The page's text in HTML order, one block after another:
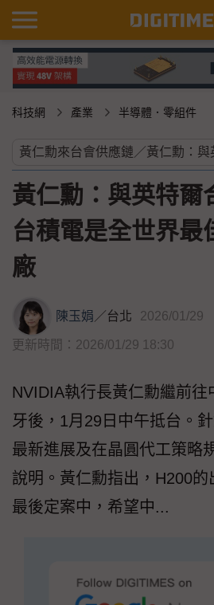
科技網 產業 半導體．零組件
黃仁勳：與英特
台積電是全世界最
廠
陳玉娟／台北 2026/01/29
更新時間：2026/01/29 18:30
NVIDIA執行長黃仁勳繼前往
牙後，1月29日中午抵台。
最新進展及在晶圓代工策略
說明。黃仁勳指出，H200
最後定案中，希望中...